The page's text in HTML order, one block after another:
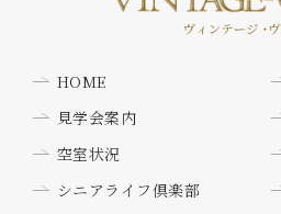
HOME
見学会案内
空室状況
シニアライフ倶楽部